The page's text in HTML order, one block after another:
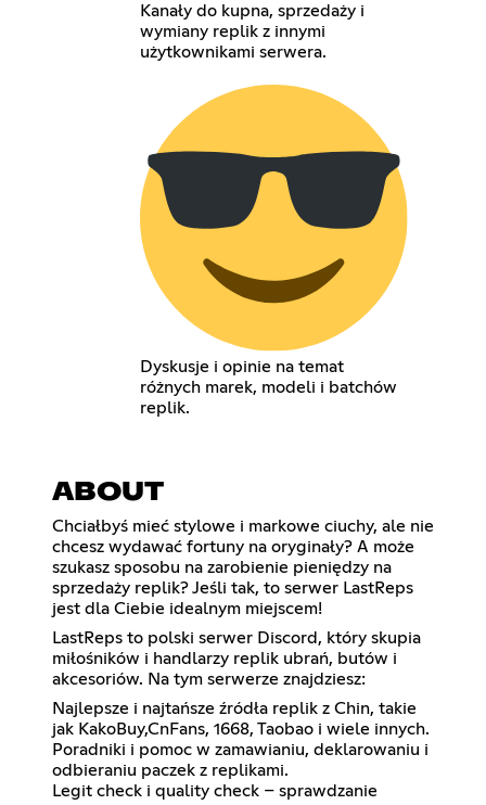
Kanały do kupna, sprzedaży i
wymiany replik z innymi
użytkownikami serwera.
Dyskusje i opinie na temat
różnych marek, modeli i batchów
replik.
ABOUT
Chciałbyś mieć stylowe i markowe ciuchy, ale nie
chcesz wydawać fortuny na oryginały? A może
szukasz sposobu na zarobienie pieniędzy na
sprzedaży replik? Jeśli tak, to serwer LastReps
jest dla Ciebie idealnym miejscem!
LastReps to polski serwer Discord, który skupia
miłośników i handlarzy replik ubrań, butów i
akcesoriów. Na tym serwerze znajdziesz:
Najlepsze i najtańsze źródła replik z Chin, takie
jak KakoBuy,CnFans, 1668, Taobao i wiele innych.
Poradniki i pomoc w zamawianiu, deklarowaniu i
odbieraniu paczek z replikami.
Legit check i quality check – sprawdzanie